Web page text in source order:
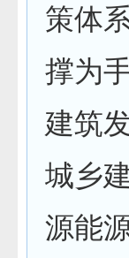
策体
撑为
建筑
城乡
源能